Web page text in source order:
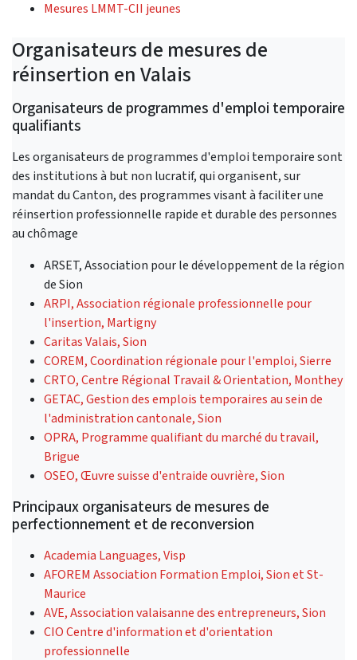
Mesures LMMT-CII jeunes
Organisateurs de mesures de
réinsertion en Valais
Organisateurs de programmes d'emploi temporaire
qualifiants
Les organisateurs de programmes d'emploi temporaire sont
des institutions à but non lucratif, qui organisent, sur
mandat du Canton, des programmes visant à faciliter une
réinsertion professionnelle rapide et durable des personnes
au chômage
ARSET, Association pour le développement de la région
de Sion
ARPI, Association régionale professionnelle pour
l'insertion, Martigny
Caritas Valais, Sion
COREM, Coordination régionale pour l'emploi, Sierre
CRTO, Centre Régional Travail & Orientation, Monthey
GETAC, Gestion des emplois temporaires au sein de
l'administration cantonale, Sion
OPRA, Programme qualifiant du marché du travail,
Brigue
OSEO, Œuvre suisse d'entraide ouvrière, Sion
Principaux organisateurs de mesures de
perfectionnement et de reconversion
Academia Languages, Visp
AFOREM Association Formation Emploi, Sion et St-
Maurice
AVE, Association valaisanne des entrepreneurs, Sion
CIO Centre d'information et d'orientation
professionnelle